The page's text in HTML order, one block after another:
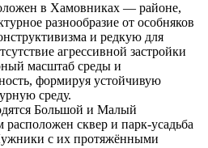
в Хамовниках — районе,
разнообразие от особняков
и редкую для
агрессивной застройки
масштаб среды и
формируя устойчивую
среду.
Большой и Малый
сквер и парк-усадьба
с их протяжёнными